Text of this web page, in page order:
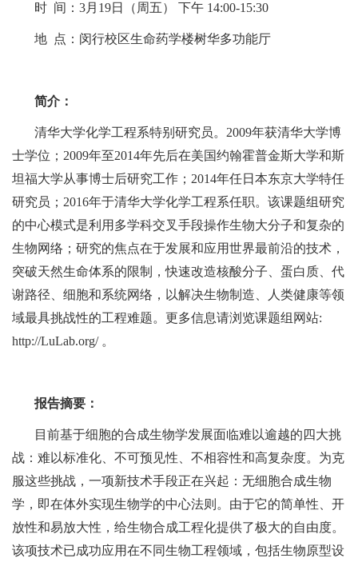
时 间：3月19日（周五） 下午 14:00-15:30
地 点：闵行校区生命药学楼树华多功能厅
简介：
清华大学化学工程系特别研究员。2009年获清华大学博
士学位；2009年至2014年先后在美国约翰霍普金斯大学和斯
坦福大学从事博士后研究工作；2014年任日本东京大学特任
研究员；2016年于清华大学化学工程系任职。该课题组研究
的中心模式是利用多学科交叉手段操作生物大分子和复杂的
生物网络；研究的焦点在于发展和应用世界最前沿的技术，
突破天然生命体系的限制，快速改造核酸分子、蛋白质、代
谢路径、细胞和系统网络，以解决生物制造、人类健康等领
域最具挑战性的工程难题。更多信息请浏览课题组网站:
http://LuLab.org/ 。
报告摘要：
目前基于细胞的合成生物学发展面临难以逾越的四大挑
战：难以标准化、不可预见性、不相容性和高复杂度。为克
服这些挑战，一项新技术手段正在兴起：无细胞合成生物
学，即在体外实现生物学的中心法则。由于它的简单性、开
放性和易放大性，给生物合成工程化提供了极大的自由度。
该项技术已成功应用在不同生物工程领域，包括生物原型设